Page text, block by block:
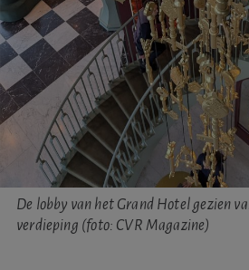
De lobby van het Grand Hotel gezien
verdieping (foto: CVR Magazine)